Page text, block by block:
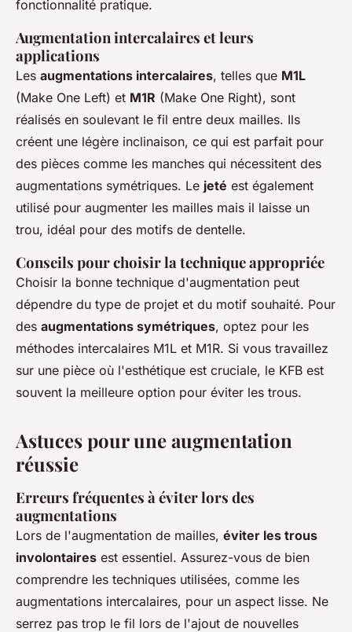
fonctionnalité pratique.
Augmentation intercalaires et leurs
applications
Les augmentations intercalaires, telles que M1L
(Make One Left) et M1R (Make One Right), sont
réalisés en soulevant le fil entre deux mailles. Ils
créent une légère inclinaison, ce qui est parfait pour
des pièces comme les manches qui nécessitent des
augmentations symétriques. Le jeté est également
utilisé pour augmenter les mailles mais il laisse un
trou, idéal pour des motifs de dentelle.
Conseils pour choisir la technique appropriée
Choisir la bonne technique d'augmentation peut
dépendre du type de projet et du motif souhaité. Pour
des augmentations symétriques, optez pour les
méthodes intercalaires M1L et M1R. Si vous travaillez
sur une pièce où l'esthétique est cruciale, le KFB est
souvent la meilleure option pour éviter les trous.
Astuces pour une augmentation
réussie
Erreurs fréquentes à éviter lors des
augmentations
Lors de l'augmentation de mailles, éviter les trous
involontaires est essentiel. Assurez-vous de bien
comprendre les techniques utilisées, comme les
augmentations intercalaires, pour un aspect lisse. Ne
serrez pas trop le fil lors de l'ajout de nouvelles